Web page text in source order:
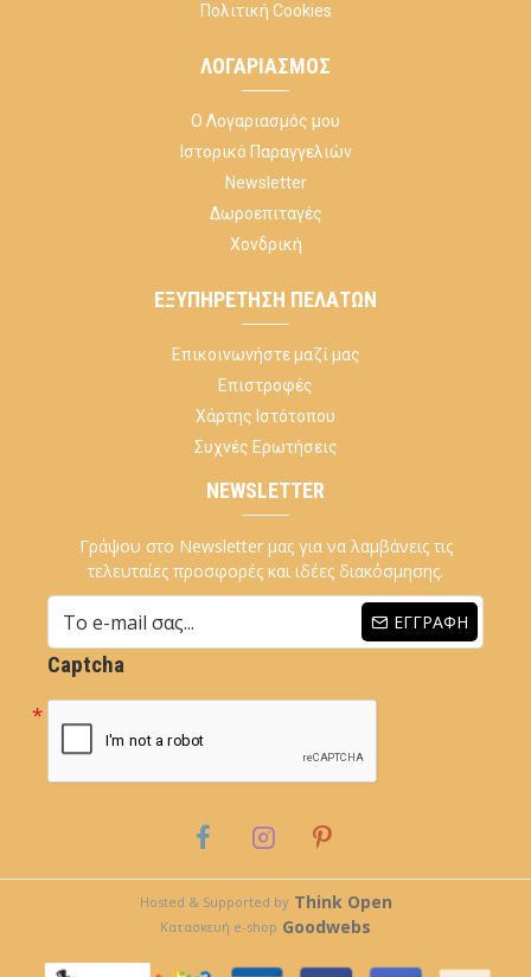
Πολιτική Cookies
ΛΟΓΑΡΙΑΣΜΌΣ
Ο Λογαριασμός μου
Ιστορικό Παραγγελιών
Newsletter
Δωροεπιταγές
Χονδρική
ΕΞΥΠΗΡΈΤΗΣΗ ΠΕΛΑΤΏΝ
Επικοινωνήστε μαζί μας
Επιστροφές
Χάρτης Ιστότοπου
Συχνές Ερωτήσεις
NEWSLETTER
Γράψου στο Newsletter μας για να λαμβάνεις τις
τελευταίες προσφορές και ιδέες διακόσμησης.
ΕΓΓΡΑΦΉ
Captcha
Hosted & Supported by Think Open
Κατασκευή e-shop Goodwebs